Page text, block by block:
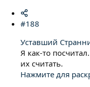
#188
Уставший
Я как-то
их считать.
Нажмите для